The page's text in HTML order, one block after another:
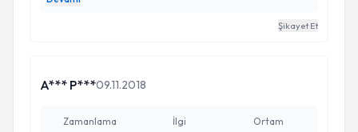
kendısıyle o kadar dua edıyorum ki bir aydırŞikayet Et
A*** P***09.11.2018
Zamanlama İlgi Ortam